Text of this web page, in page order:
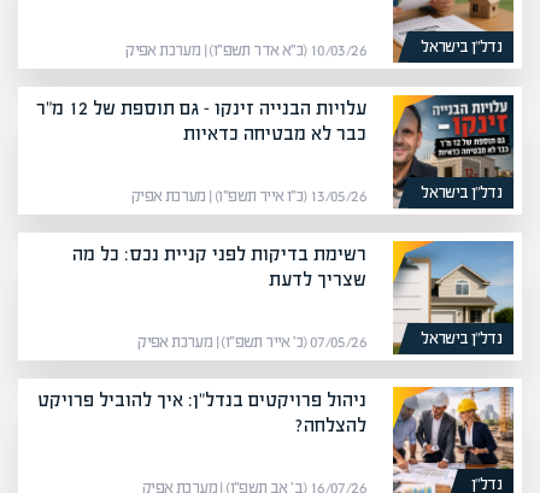
נדל”ן בישראל 10/03/26 (כ״א אדר תשפ״ו) | מערכת אפיק
נדל”ן בישראל
עלויות הבנייה זינקו – גם תוספת של 12 מ"ר
כבר לא מבטיחה כדאיות
13/05/26 (כ״ו אייר תשפ״ו) | מערכת אפיק
נדל”ן בישראל
רשימת בדיקות לפני קניית נכס: כל מה
שצריך לדעת
07/05/26 (כ׳ אייר תשפ״ו) | מערכת אפיק
נדל”ן
ניהול פרויקטים בנדל"ן: איך להוביל פרויקט
להצלחה?
16/07/26 (ב׳ אב תשפ״ו) | מערכת אפיק